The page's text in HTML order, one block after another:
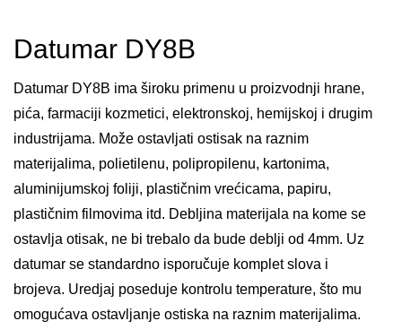
Datumar DY8B
Datumar DY8B ima široku primenu u proizvodnji hrane,
pića, farmaciji kozmetici, elektronskoj, hemijskoj i drugim
industrijama. Može ostavljati ostisak na raznim
materijalima, polietilenu, polipropilenu, kartonima,
aluminijumskoj foliji, plastičnim vrećicama, papiru,
plastičnim filmovima itd. Debljina materijala na kome se
ostavlja otisak, ne bi trebalo da bude deblji od 4mm. Uz
datumar se standardno isporučuje komplet slova i
brojeva. Uredjaj poseduje kontrolu temperature, što mu
omogućava ostavljanje ostiska na raznim materijalima.